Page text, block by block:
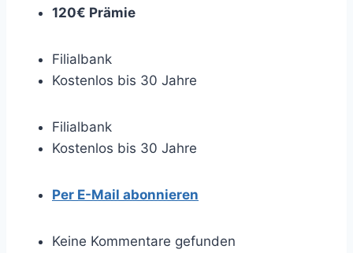
120€ Prämie
Filialbank
Kostenlos bis 30 Jahre
Filialbank
Kostenlos bis 30 Jahre
Per E-Mail abonnieren
Keine Kommentare gefunden